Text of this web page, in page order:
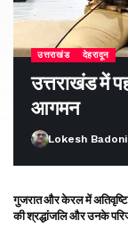
उत्तराखंड देहरादून
उत्तराखंड में
आगमन
Lokesh Badoni
गुजरात और केरल में अतिवृष्टि
की श्रद्धांजलि और उनके